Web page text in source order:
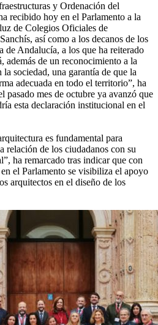
y Ordenación del
recibido hoy en el Parlamento a la
de Colegios Oficiales de
así como a los decanos de los
de Andalucía, a los que ha reiterado
además de un reconocimiento a la
sociedad, una garantía de que la
adecuada en todo el territorio”, ha
pasado mes de octubre ya avanzó que
esta declaración institucional en el
es fundamental para
relación de los ciudadanos con su
ha remarcado tras indicar que con
el Parlamento se visibiliza el apoyo
arquitectos en el diseño de los